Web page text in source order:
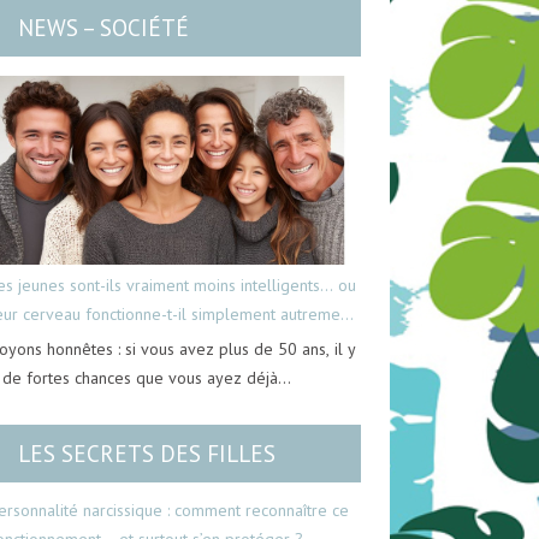
NEWS – SOCIÉTÉ
jeunes sont-ils vraiment moins intelligents… ou
cerveau fonctionne-t-il simplement autrement
honnêtes : si vous avez plus de 50 ans, il y
de fortes chances que vous ayez déjà…
LES SECRETS DES FILLES
narcissique : comment reconnaître ce